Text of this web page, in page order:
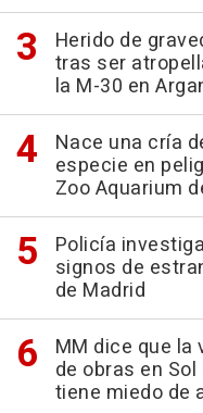
Herido de
tras ser
la M-30 en
Nace una cría
especie en
Zoo Aquarium
Policía
signos de
de Madrid
MM dice que
de obras en
tiene miedo de